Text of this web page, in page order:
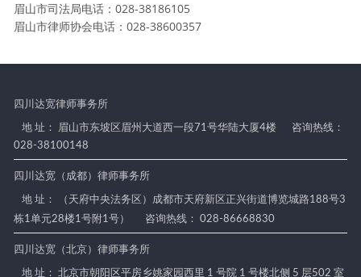
眉山市司法局电话：028-38186105
眉山市律师协会电话：028-38600357
四川达宽律师事务所
地 址： 眉山市东坡区眉州大道西一段71号华陆大厦4楼
咨询热线：
028-38100148
四川达宽（成都）律师事务所
地 址： （天府中央法务区）成都市天府新区正兴街道博览城路188号3
栋1单元28楼1号附1号）
咨询热线： 028-86668830
四川达宽（北京）律师事务所
地 址： 北京市朝阳区平房乡姚家园西里 1 号院 1 号楼北侧 5 层502 室